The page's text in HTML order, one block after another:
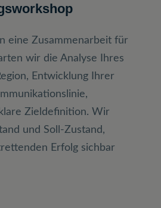
eine Zusammenarbeit für
wir die Analyse Ihres
Entwicklung Ihrer
Zieldefinition. Wir
und Soll-Zustand,
Erfolg sichbar